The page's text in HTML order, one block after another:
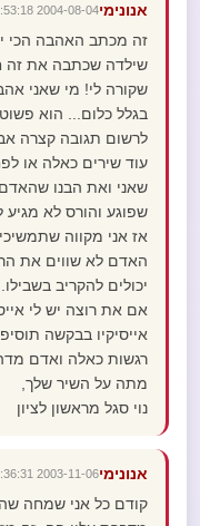
אנונימי2004-08-04 23:53:18
זה מכתב האהבה הכי
שילדה שכתבה את זה
שקורה לי! מי שאני
בגלל כלום... הוא
לרשום תגובה קצרה
עוד שירים כאלה או
שאני ואת הבנו
שפוגע והורס לא מגיע
אז אני מקווה
האדם לא שווים את
יכולים להקריב
אייסיקיו בבקשה
רגשות כאלה ואדם
מתה על השיר שלך,
נוי סגל מראשון לציון
אנונימי2003-11-06 16:36:31
קודם כל אני שמחה